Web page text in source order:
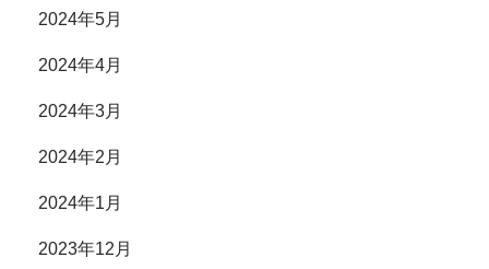
2024年5月
2024年4月
2024年3月
2024年2月
2024年1月
2023年12月